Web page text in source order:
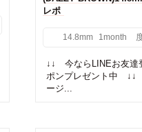
レポ
14.8mm 1month
↓↓ 今ならLINEお友達
ポンプレゼント中 ↓↓
ージ...